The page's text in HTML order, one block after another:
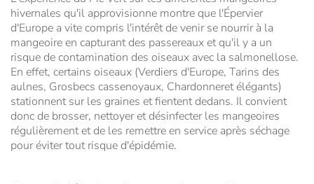
hivernales qu'il approvisionne montre que l'Épervier
d'Europe a vite compris l'intérêt de venir se nourrir à la
mangeoire en capturant des passereaux et qu'il y a un
risque de contamination des oiseaux avec la salmonellose.
En effet, certains oiseaux (Verdiers d'Europe, Tarins des
aulnes, Grosbecs cassenoyaux, Chardonneret élégants)
stationnent sur les graines et fientent dedans. Il convient
donc de brosser, nettoyer et désinfecter les mangeoires
régulièrement et de les remettre en service après séchage
pour éviter tout risque d'épidémie.